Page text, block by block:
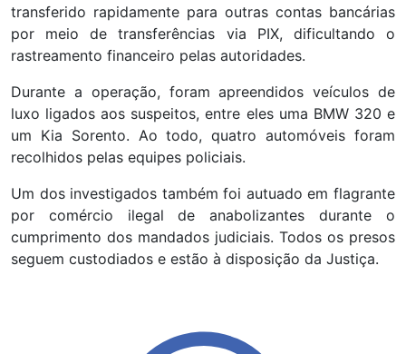
transferido rapidamente para outras contas bancárias
por meio de transferências via PIX, dificultando o
rastreamento financeiro pelas autoridades.
Durante a operação, foram apreendidos veículos de
luxo ligados aos suspeitos, entre eles uma BMW 320 e
um Kia Sorento. Ao todo, quatro automóveis foram
recolhidos pelas equipes policiais.
Um dos investigados também foi autuado em flagrante
por comércio ilegal de anabolizantes durante o
cumprimento dos mandados judiciais. Todos os presos
seguem custodiados e estão à disposição da Justiça.